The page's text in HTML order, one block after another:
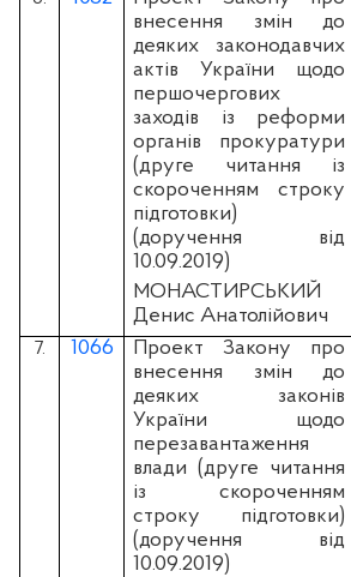
внесення змін до
деяких законодавчих
актів України щодо
першочергових
заходів із реформи
органів прокуратури
(друге читання із
скороченням строку
підготовки)
(доручення від
10.09.2019)
МОНАСТИРСЬКИЙ
Денис Анатолійович
7. 1066
Проект Закону про
внесення змін до
деяких законів
України щодо
перезавантаження
влади (друге читання
із скороченням
строку підготовки)
(доручення від
10.09.2019)